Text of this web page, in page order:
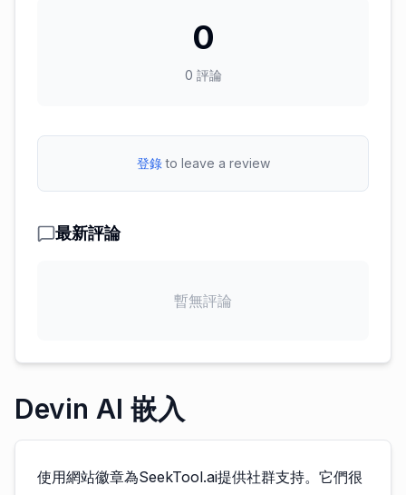
0
0 評論
登錄 to leave a review
最新評論
暫無評論
Devin AI 嵌入
使用網站徽章為SeekTool.ai提供社群支持。它們很